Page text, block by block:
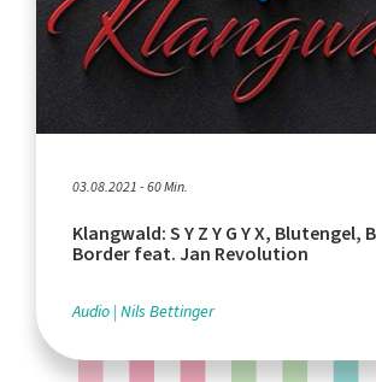
03.08.2021 - 60 Min.
Klangwald: S Y Z Y G Y X, Blutengel,
Border feat. Jan Revolution
Audio Nils Bettinger